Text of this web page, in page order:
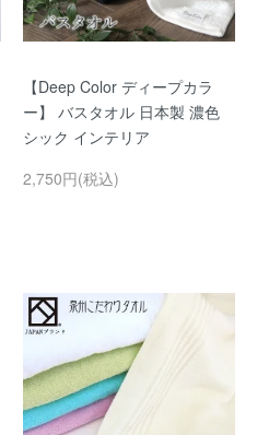
【Deep Color ディープカラ
ー】 バスタオル 日本製 濃色
シック インテリア
2,750円(税込)